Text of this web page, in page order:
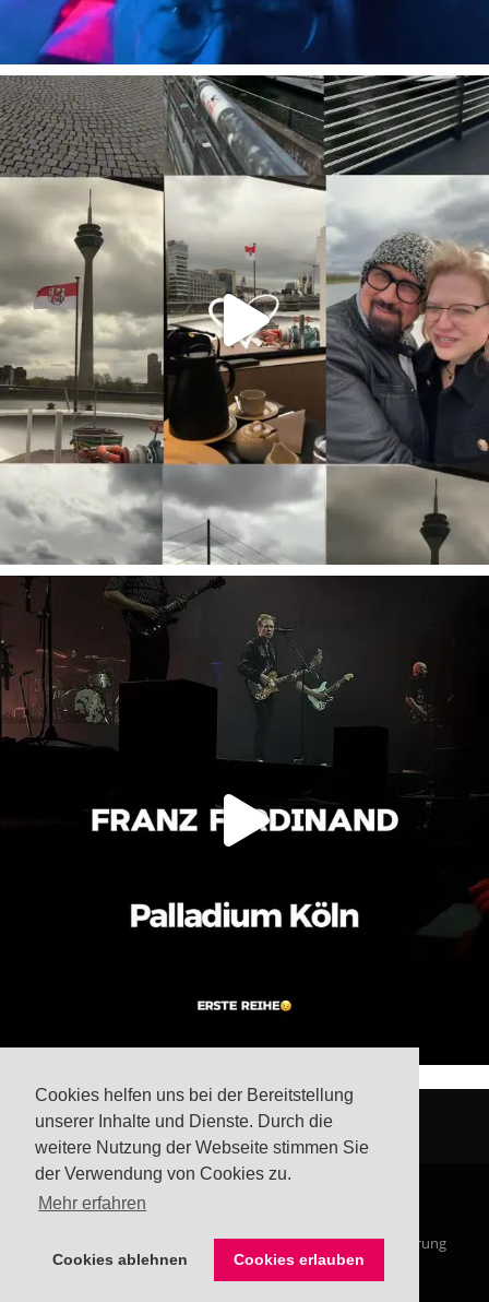
Cookies helfen uns bei der Bereitstellung
unserer Inhalte und Dienste. Durch die
weitere Nutzung der Webseite stimmen Sie
der Verwendung von Cookies zu.
Mehr erfahren
Cookies ablehnen Cookies erlauben
Impressum Datenschutzerklärung